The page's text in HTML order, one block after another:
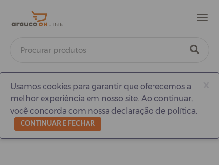
Usamos cookies para garantir que oferecemos a
melhor experiência em nosso site. Ao continuar,
você concorda com nossa declaração de política.
CONTINUAR E FECHAR